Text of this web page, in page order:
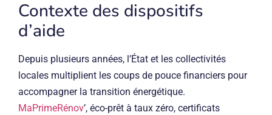
Contexte des dispositifs
d’aide
Depuis plusieurs années, l’État et les collectivités
locales multiplient les coups de pouce financiers pour
accompagner la transition énergétique.
MaPrimeRénov’, éco-prêt à taux zéro, certificats